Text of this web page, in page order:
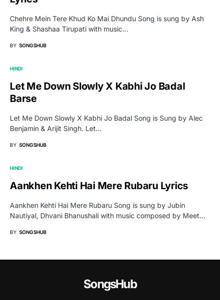
Chehre Mein Tere Khud Ko Mai Dhundu Song is sung by Ash
King & Shashaa Tirupati with music…
BY SONGSHUB
HINDI
Let Me Down Slowly X Kabhi Jo Badal
Barse
Let Me Down Slowly X Kabhi Jo Badal Song is Sung by Alec
Benjamin & Arijit Singh. Let…
BY SONGSHUB
HINDI
Aankhen Kehti Hai Mere Rubaru Lyrics
Aankhen Kehti Hai Mere Rubaru Song is sung by Jubin
Nautiyal, Dhvani Bhanushali with music composed by Meet…
BY SONGSHUB
SongsHub